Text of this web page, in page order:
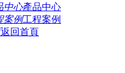
產品中心
工程案例
返回首頁